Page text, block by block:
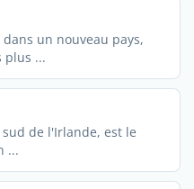
un nouveau pays,
plus ...
de l'Irlande, est le
...